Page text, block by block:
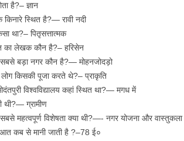
है?– ज्ञान
किनारे स्थित है?— रावी नदी
था?– पितृसत्तात्मक
का लेखक कौन है?– हरिसेन
सबसे बड़ा नगर कौन है?— मोहनजोदड़ो
किसकी पूजा करते थे?– प्राकृति
विश्वविद्यालय कहां स्थित था?— मगध में
थी?— ग्रामीण
सबसे महत्वपूर्ण विशेषता क्या थी?—- नगर योजना और वास्तुकला
कब से मानी जाती है ?–78 ई०